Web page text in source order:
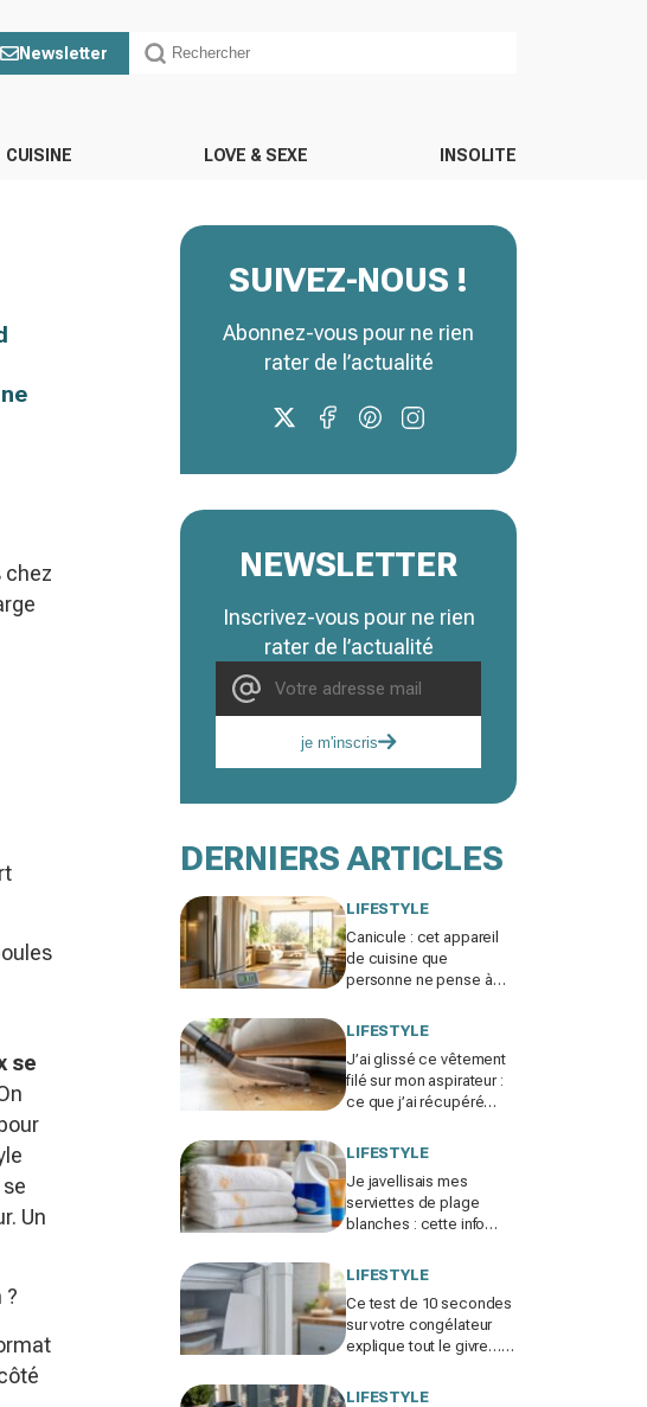
Newsletter
CUISINE LOVE & SEXE INSOLITE
chez
se
Un
?
SUIVEZ-NOUS !
Abonnez-vous pour ne rien
rater de l’actualité
NEWSLETTER
Inscrivez-vous pour ne rien
rater de l’actualité
je m'inscris
DERNIERS ARTICLES
LIFESTYLE
Canicule : cet appareil
de cuisine que
personne ne pense à
grimper votre salon de 2
LIFESTYLE
J’ai glissé ce vêtement
filé sur mon aspirateur :
ce que j’ai récupéré
rougir de honte
LIFESTYLE
Je javellisais mes
serviettes de plage
blanches : cette info
solaire explique les
LIFESTYLE
Ce test de 10 secondes
sur votre congélateur
explique tout le givre…
en trop
LIFESTYLE